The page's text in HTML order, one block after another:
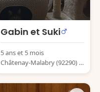
Gabin et Suki
5 ans et 5 mois
Châtenay-Malabry (92290) F
rance